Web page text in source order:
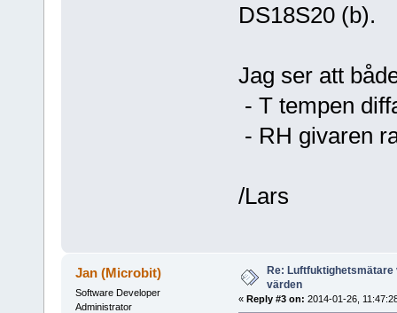
DS18S20 (b).
Jag ser att
- T tempen
- RH givaren
/Lars
Jan (Microbit)
Software Developer
Administrator
Re:
värden
« Reply #3 on: 2014-01-26,